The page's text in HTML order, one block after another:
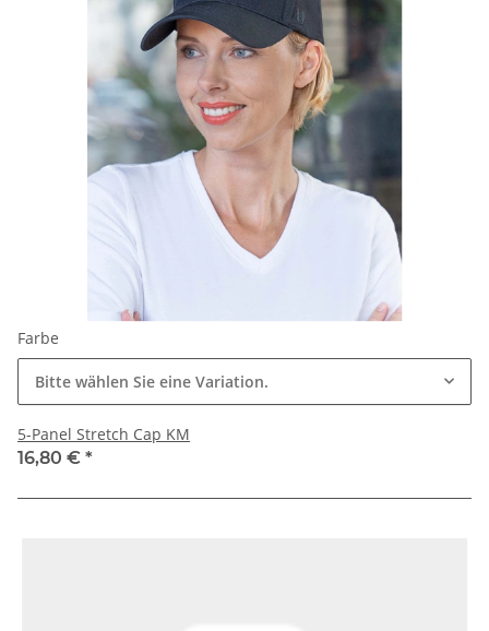
Farbe
Bitte wählen Sie eine Variation.
5-Panel Stretch Cap KM
16,80 € *